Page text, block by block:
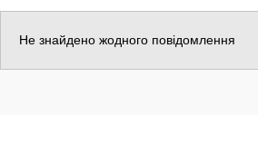
AOV Camera Datasheet
Long Range PTZ Camera
Не знайдено жодного повідомлення